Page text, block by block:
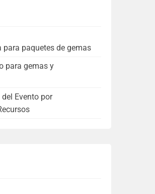
para paquetes de gemas
para gemas y
Evento por